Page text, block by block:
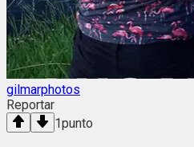
gilmarphotos
Reportar
1punto